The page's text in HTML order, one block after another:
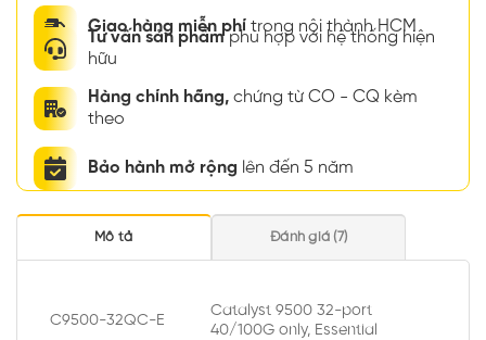
Giao hàng miễn phí trong nội thành HCM
Tư vấn sản phẩmphù hợp với hệ thống hiện
hữu
Hàng chính hãng, chứng từ CO - CQ kèm
theo
Bảo hành mở rộng lên đến 5 năm
Mô tả Đánh giá (7)
C9500-32QC-E
Catalyst 9500 32-port
40/100G only, Essential